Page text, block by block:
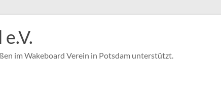
im Wakeboard Verein in Potsdam unterstützt.